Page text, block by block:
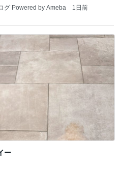
グ Powered by Ameba 1日前
ー